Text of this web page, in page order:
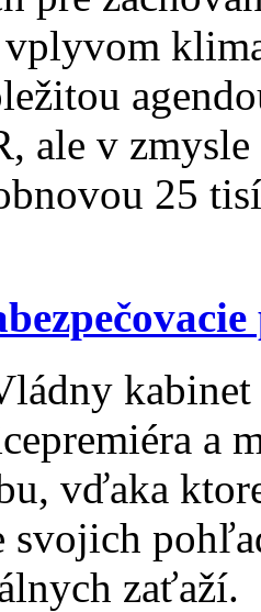
ale v
25
a
vďaka
svojich
zaťaží.